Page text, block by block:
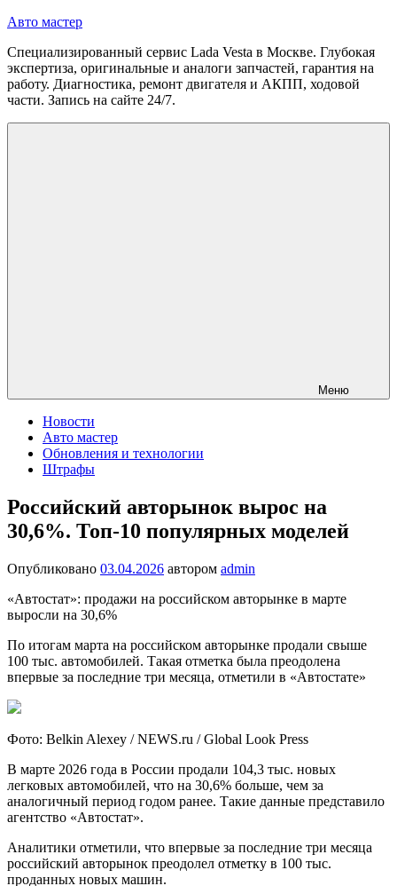
Перейти
содержимому
Авто мастер
Специализированный сервис Lada Vesta в Москве. Глубокая
экспертиза, оригинальные и аналоги запчастей, гарантия на
работу. Диагностика, ремонт двигателя и АКПП, ходовой
части. Запись на сайте 24/7.
Меню
Новости
Авто мастер
Обновления и технологии
Штрафы
Российский авторынок вырос на
30,6%. Топ-10 популярных моделей
Опубликовано 03.04.2026 автором admin
«Автостат»: продажи на российском авторынке в марте
выросли на 30,6%
По итогам марта на российском авторынке продали свыше
100 тыс. автомобилей. Такая отметка была преодолена
впервые за последние три месяца, отметили в «Автостате»
Фото: Belkin Alexey / NEWS.ru / Global Look Press
В марте 2026 года в России продали 104,3 тыс. новых
легковых автомобилей, что на 30,6% больше, чем за
аналогичный период годом ранее. Такие данные представило
агентство «Автостат».
Аналитики отметили, что впервые за последние три месяца
российский авторынок преодолел отметку в 100 тыс.
проданных новых машин.